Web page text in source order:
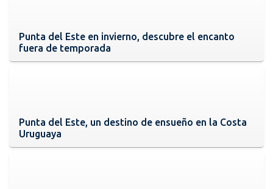
Punta del Este en invierno, descubre el encanto
fuera de temporada
Punta del Este, un destino de ensueño en la Costa
Uruguaya